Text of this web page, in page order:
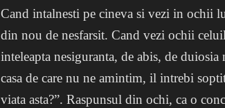
Cand intalnesti pe cineva si vezi in ochii
din nou de nesfarsit. Cand vezi ochii
inteleapta nesiguranta, de abis, de
casa de care nu ne amintim, il intrebi
viata asta?”. Raspunsul din ochi, ca o